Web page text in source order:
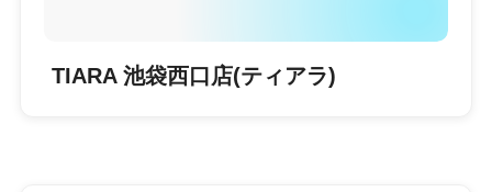
TIARA 池袋西口店(ティアラ)